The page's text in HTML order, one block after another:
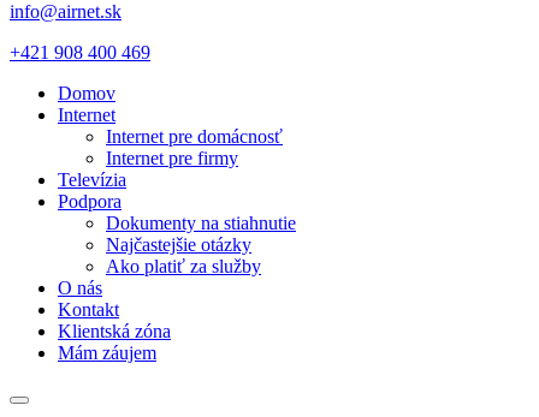
info@airnet.sk
+421 908 400 469
Domov
Internet
Internet pre domácnosť
Internet pre firmy
Televízia
Podpora
Dokumenty na stiahnutie
Najčastejšie otázky
Ako platiť za služby
O nás
Kontakt
Klientská zóna
Mám záujem